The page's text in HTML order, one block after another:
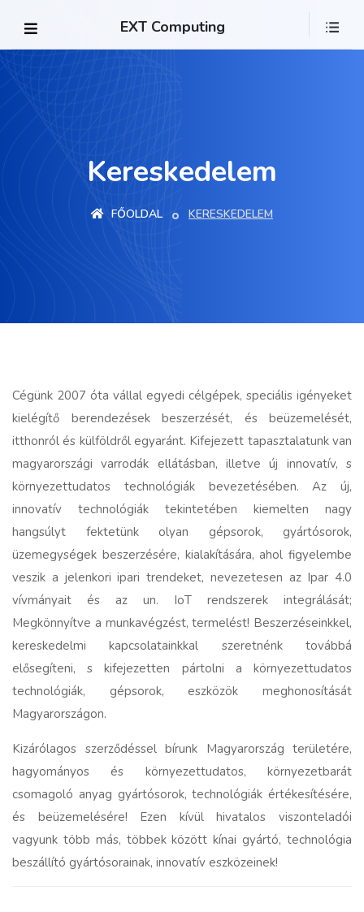
EXT Computing
Kereskedelem
FŐOLDAL KERESKEDELEM
Cégünk 2007 óta vállal egyedi célgépek, speciális igényeket
kielégítő berendezések beszerzését, és beüzemelését,
itthonról és külföldről egyaránt. Kifejezett tapasztalatunk van
magyarországi varrodák ellátásban, illetve új innovatív, s
környezettudatos technológiák bevezetésében. Az új,
innovatív technológiák tekintetében kiemelten nagy
hangsúlyt fektetünk olyan gépsorok, gyártósorok,
üzemegységek beszerzésére, kialakítására, ahol figyelembe
veszik a jelenkori ipari trendeket, nevezetesen az Ipar 4.0
vívmányait és az un. IoT rendszerek integrálását;
Megkönnyítve a munkavégzést, termelést! Beszerzéseinkkel,
kereskedelmi kapcsolatainkkal szeretnénk továbbá
elősegíteni, s kifejezetten pártolni a környezettudatos
technológiák, gépsorok, eszközök meghonosítását
Magyarországon.
Kizárólagos szerződéssel bírunk Magyarország területére,
hagyományos és környezettudatos, környezetbarát
csomagoló anyag gyártósorok, technológiák értékesítésére,
és beüzemelésére! Ezen kívül hivatalos viszonteladói
vagyunk több más, többek között kínai gyártó, technológia
beszállító gyártósorainak, innovatív eszközeinek!